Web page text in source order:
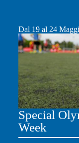
Dal 19 al 24
Special
Week